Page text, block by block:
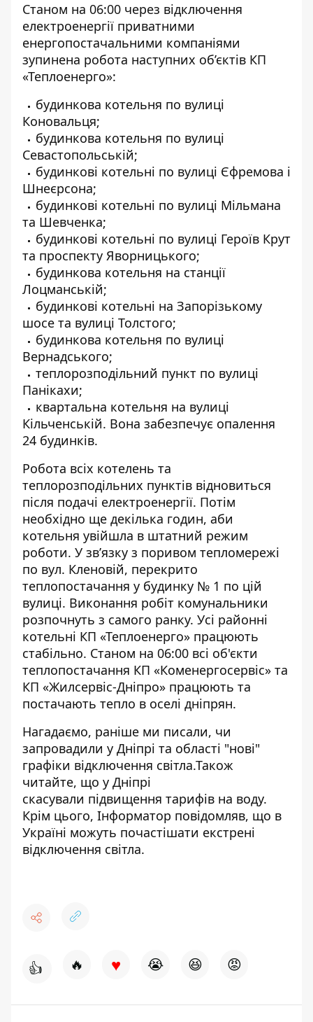
Станом на 06:00 через відключення
електроенергії приватними
енергопостачальними компаніями
зупинена робота наступних об’єктів КП
«Теплоенерго»:
будинкова котельня по вулиці
Коновальця;
будинкова котельня по вулиці
Севастопольській;
будинкові котельні по вулиці Єфремова і
Шнеєрсона;
будинкові котельні по вулиці Мільмана
та Шевченка;
будинкові котельні по вулиці Героїв Крут
та проспекту Яворницького;
будинкова котельня на станції
Лоцманській;
будинкові котельні на Запорізькому
шосе та вулиці Толстого;
будинкова котельня по вулиці
Вернадського;
теплорозподільний пункт по вулиці
Панікахи;
квартальна котельня на вулиці
Кільченській. Вона забезпечує опалення
24 будинків.
Робота всіх котелень та
теплорозподільних пунктів відновиться
після подачі електроенергії. Потім
необхідно ще декілька годин, аби
котельня увійшла в штатний режим
роботи. У зв’язку з поривом тепломережі
по вул. Кленовій, перекрито
теплопостачання у будинку № 1 по цій
вулиці. Виконання робіт комунальники
розпочнуть з самого ранку. Усі районні
котельні КП «Теплоенерго» працюють
стабільно. Станом на 06:00 всі об'єкти
теплопостачання КП «Коменергосервіс» та
КП «Жилсервіс-Дніпро» працюють та
постачають тепло в оселі дніпрян.
Нагадаємо, раніше ми писали, чи
запровадили у Дніпрі та області "нові"
графіки відключення світла.Також
читайте, що у Дніпрі
скасували підвищення тарифів на воду.
Крім цього, Інформатор повідомляв, що в
Україні можуть почастішати екстрені
відключення світла.
👍 🔥 ♥ 😭 😆 😡